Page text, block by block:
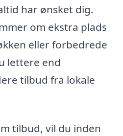
har ønsket dig.
om ekstra plads
eller forbedrede
lettere end
tilbud fra lokale
tilbud, vil du inden